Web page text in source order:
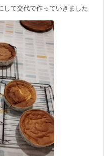
して交代で作っていきました